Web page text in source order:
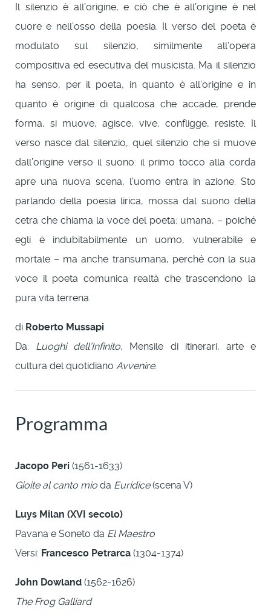
Il silenzio è all’origine, e ciò che è all’origine è nel
cuore e nell’osso della poesia. Il verso del poeta è
modulato sul silenzio, similmente all’opera
compositiva ed esecutiva del musicista. Ma il silenzio
ha senso, per il poeta, in quanto è all’origine e in
quanto è origine di qualcosa che accade, prende
forma, si muove, agisce, vive, confligge, resiste. Il
verso nasce dal silenzio, quel silenzio che si muove
dall’origine verso il suono: il primo tocco alla corda
apre una nuova scena, l’uomo entra in azione. Sto
parlando della poesia lirica, mossa dal suono della
cetra che chiama la voce del poeta: umana, – poiché
egli è indubitabilmente un uomo, vulnerabile e
mortale – ma anche transumana, perché con la sua
voce il poeta comunica realtà che trascendono la
pura vita terrena.
di Roberto Mussapi
Da: Luoghi dell’Infinito, Mensile di itinerari, arte e
cultura del quotidiano Avvenire.
Programma
Jacopo Peri (1561-1633)
Gioite al canto mio da Euridice(scena V)
Luys Milan (XVI secolo)
Pavana e Soneto da El Maestro
Versi: Francesco Petrarca (1304-1374)
John Dowland (1562-1626)
The Frog Galliard